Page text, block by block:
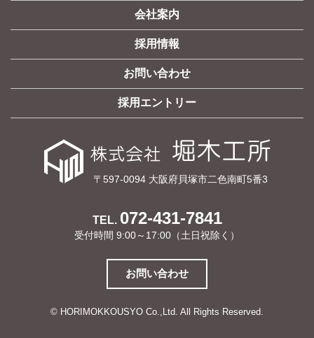
会社案内
採用情報
お問い合わせ
採用エントリー
〒597-0094 大阪府貝塚市二色南町5番3
TEL. 072-431-7841
受付時間 9:00～17:00（土日祝除く）
お問い合わせ
© HORIMOKKOUSYO Co.,Ltd. All Rights Reserved.